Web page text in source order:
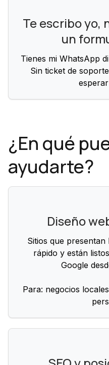
Te escribo yo,
un
Tienes mi WhatsApp
Sin ticket de
¿En qué
ayudarte?
Diseño
Sitios que
rápido y están
Google
Para: negocios